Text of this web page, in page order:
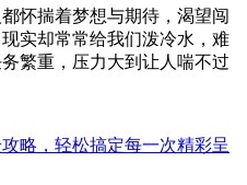
怀揣着梦想与期待，渴望闯
实却常常给我们泼冷水，难
繁重，压力大到让人喘不过